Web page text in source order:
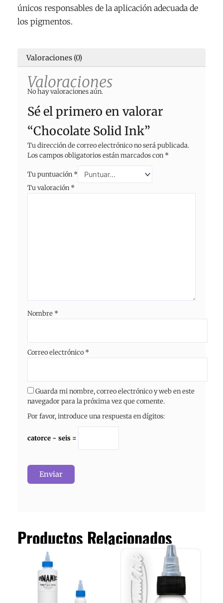
únicos responsables de la aplicación adecuada de
los pigmentos.
Valoraciones (0)
Valoraciones
No hay valoraciones aún.
Sé el primero en valorar
“Chocolate Solid Ink”
Tu dirección de correo electrónico no será publicada.
Los campos obligatorios están marcados con *
Tu puntuación *
Tu valoración *
Nombre *
Correo electrónico *
Guarda mi nombre, correo electrónico y web en este
navegador para la próxima vez que comente.
Por favor, introduce una respuesta en dígitos:
catorce − seis =
Productos Relacionados
15.73€
hasta
42.35€
producto
tiene
múltiples
Rango
de
precios:
desde
33.88€
producto
tiene
múltiples
variantes.